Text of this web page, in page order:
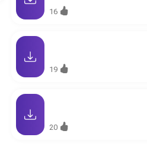
16
19
20